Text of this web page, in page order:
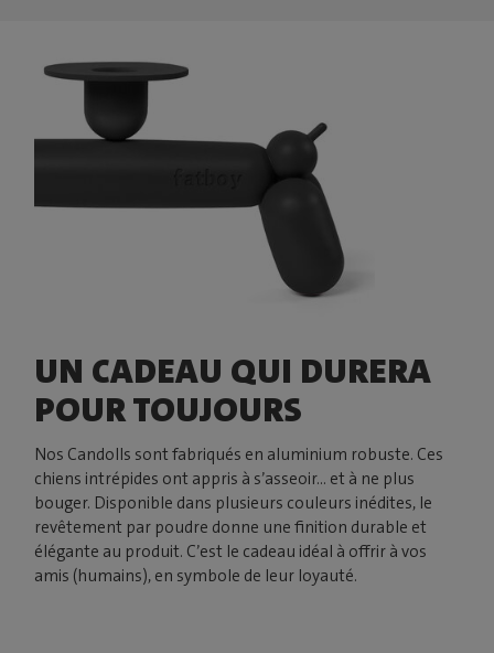
UN CADEAU QUI DURERA
POUR TOUJOURS
Nos Candolls sont fabriqués en aluminium robuste. Ces
chiens intrépides ont appris à s’asseoir... et à ne plus
bouger. Disponible dans plusieurs couleurs inédites, le
revêtement par poudre donne une finition durable et
élégante au produit. C’est le cadeau idéal à offrir à vos
amis (humains), en symbole de leur loyauté.